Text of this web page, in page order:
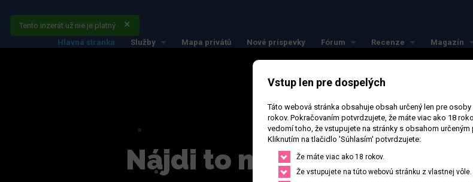
Hlavná stránka Služby Mapa privátů Nové príspevky Fórum Recenze Magazín
Nájdi to najlepšie vo
Tento inzerát už nie je platný
Vstup len pre dospelých
Táto webová stránka obsahuje obsah určený len pre
rokov. Pokračovaním potvrdzujete, že máte viac ako 18
vedomí toho, že vstupujete na stránky s obsahom
Kliknutím na tlačidlo 'Súhlasím' potvrdzujete:
Že máte viac ako 18 rokov.
Že vstupujete na túto webovú stránku z vlastnej vôle.